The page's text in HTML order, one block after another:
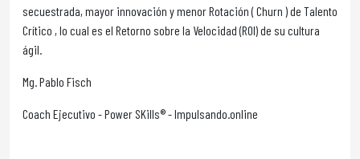
secuestrada, mayor innovación y menor Rotación ( Churn ) de Talento
Crítico , lo cual es el Retorno sobre la Velocidad (ROI) de su cultura
ágil.
Mg. Pablo Fisch
Coach Ejecutivo - Power SKills® - Impulsando.online